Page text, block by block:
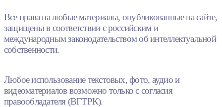
Все права на любые материалы, опубликованные на сайте,
защищены в соответствии с российским и
международным законодательством об интеллектуальной
собственности.
Любое использование текстовых, фото, аудио и
видеоматериалов возможно только с согласия
правообладателя (ВГТРК).